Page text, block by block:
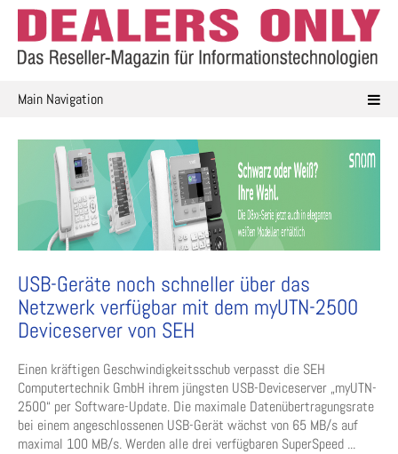
Skip
content
Main Navigation
USB-Geräte noch schneller über das
Netzwerk verfügbar mit dem myUTN-2500
Deviceserver von SEH
Einen kräftigen Geschwindigkeitsschub verpasst die SEH
Computertechnik GmbH ihrem jüngsten USB-Deviceserver „myUTN-
2500“ per Software-Update. Die maximale Datenübertragungsrate
bei einem angeschlossenen USB-Gerät wächst von 65 MB/s auf
maximal 100 MB/s. Werden alle drei verfügbaren SuperSpeed ...